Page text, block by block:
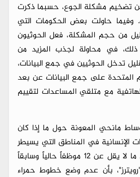
تضخيم مشكلة الجوع، حسبما ذكرت
وفيما حاولت بعض الحكومات التي
من حجم المشكلة، فعل الحوثيون
ذلك، في محاولة لجذب المزيد من
تدخل الحوثيين في جمع البيانات،
المتحدة على جمع البيانات عن بعد
مع متلقي المساعدات لتقييم
مانحي المعونة حول ما إذا كان
الإنسانية في المناطق التي يسيطر
عليها الحوثيون. وأفاد ما لا يقل عن 12 موظفاً حالياً وسابقاً
بأن عدم وضع خطوط حمراء